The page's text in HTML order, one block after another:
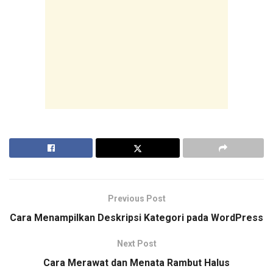
Previous Post
Cara Menampilkan Deskripsi Kategori pada WordPress
Next Post
Cara Merawat dan Menata Rambut Halus